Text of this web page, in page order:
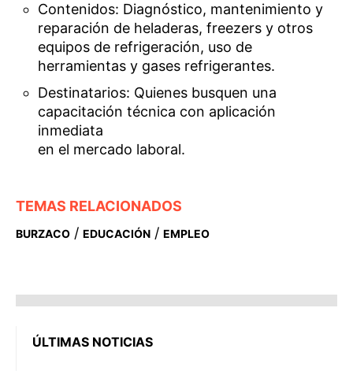
Contenidos: Diagnóstico, mantenimiento y
reparación de heladeras, freezers y otros
equipos de refrigeración, uso de
herramientas y gases refrigerantes.
Destinatarios: Quienes busquen una
capacitación técnica con aplicación
inmediata
en el mercado laboral.
TEMAS RELACIONADOS
BURZACO / EDUCACIÓN / EMPLEO
ÚLTIMAS NOTICIAS